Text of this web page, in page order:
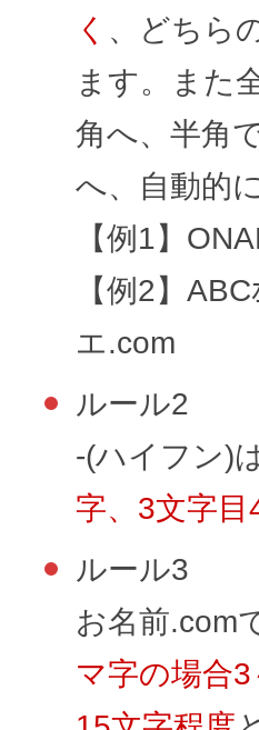
ドメイン 永久
こちら！）
ドメイン ×
お名前.comなら
販価格より安く
WordPress
メール配信シ
月869円～で配
得に！
メールマー
VPS
Linuxの運用に
管理画面内での
ドメインプ
ドメインパ
メール転送/URL
お名前.com
ドメインのセキ
不正利用の報告
SPAMや違
メンテナンスと
メンテナン
お問い合わせ
メール・電
販売パート
く 、どちら
ます。また
角へ、半角
へ、自動的
【例1】
【例2】
エ.com
ルール2
-(ハイフン)は
字、3文字
ルール3
お名前.com
マ字の場合